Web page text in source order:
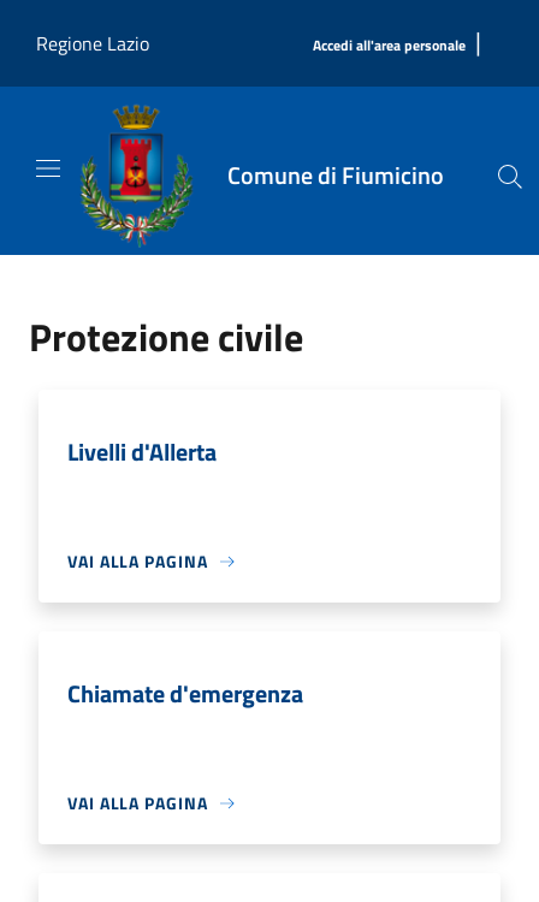
Regione Lazio
Accedi all'area personale |
Comune di Fiumicino
Protezione civile
Livelli d'Allerta
VAI ALLA PAGINA
Chiamate d'emergenza
VAI ALLA PAGINA